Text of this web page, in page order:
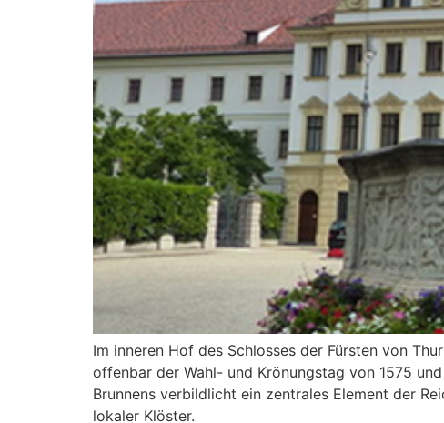
Im inneren Hof des Schlosses der Fürsten von
offenbar der Wahl- und Krönungstag von 1575
Brunnens verbildlicht ein zentrales Element der
lokaler Klöster.